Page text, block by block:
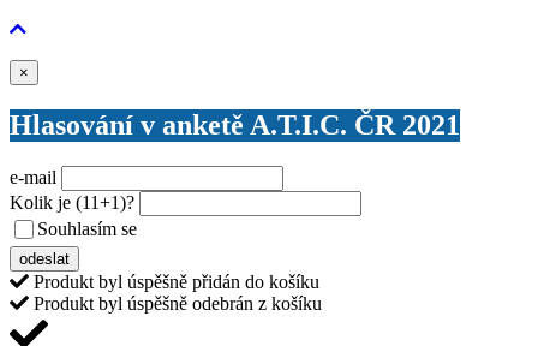
×
Hlasování v anketě A.T.I.C. ČR 2021
e-mail
Kolik je (11+1)?
Souhlasím se
odeslat
Produkt byl úspěšně přidán do košíku
Produkt byl úspěšně odebrán z košíku